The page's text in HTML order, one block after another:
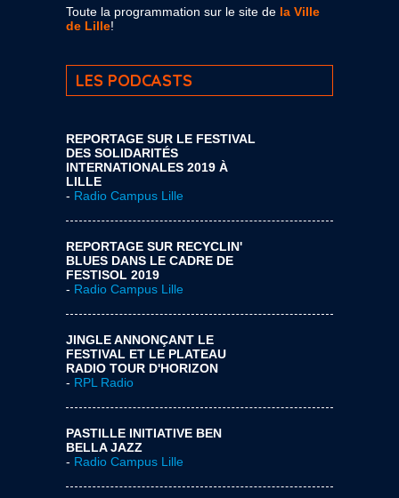
Toute la programmation sur le site de la Ville
de Lille!
LES PODCASTS
REPORTAGE SUR LE FESTIVAL
DES SOLIDARITÉS
INTERNATIONALES 2019 À
LILLE
- Radio Campus Lille
REPORTAGE SUR RECYCLIN'
BLUES DANS LE CADRE DE
FESTISOL 2019
- Radio Campus Lille
JINGLE ANNONÇANT LE
FESTIVAL ET LE PLATEAU
RADIO TOUR D'HORIZON
- RPL Radio
PASTILLE INITIATIVE BEN
BELLA JAZZ
- Radio Campus Lille